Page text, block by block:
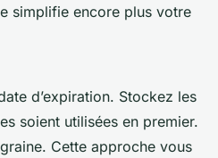
simplifie encore plus votre
d’expiration. Stockez les
soient utilisées en premier.
Cette approche vous